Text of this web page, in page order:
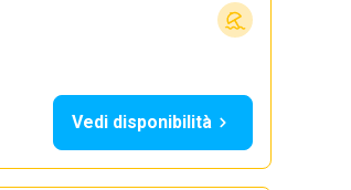
Vedi disponibilità